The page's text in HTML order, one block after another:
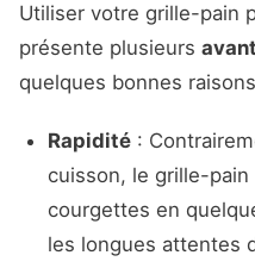
Utiliser votre grille-pain
présente plusieurs
quelques bonnes
Rapidité:
cuisson, le grille-
courgettes en
les longues attentes